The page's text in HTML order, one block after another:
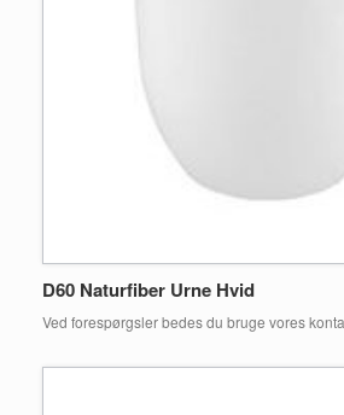
D60 Naturfiber Urne Hvid
Ved forespørgsler bedes du bruge vores